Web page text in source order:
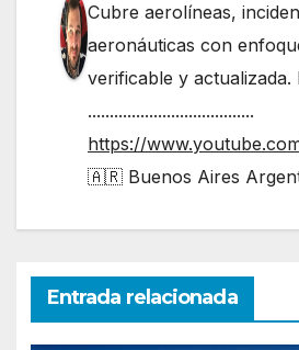
Cubre aerolíneas,
aeronáuticas con
verificable y actualizada.
......................................
https://
🇦🇷 Buenos Aires
Entrada relacionada